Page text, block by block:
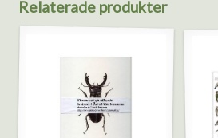
Relaterade produkter